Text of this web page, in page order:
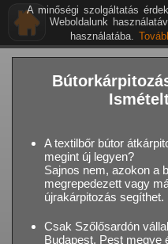
A textilbőr bútor
megint új legyen?
Sajnos nem, azokon a
megrepedezett vagy
újrakárpitozás segíthet.
Csak Szőlősardón
Budapest, Pest megye
A minőségi szolgáltatás
Weboldalunk
használatába.